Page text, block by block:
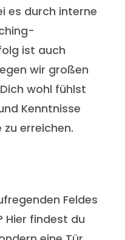
es durch interne
ist auch
wir großen
wohl fühlst
Kenntnisse
zu erreichen.
Feldes
Hier findest du